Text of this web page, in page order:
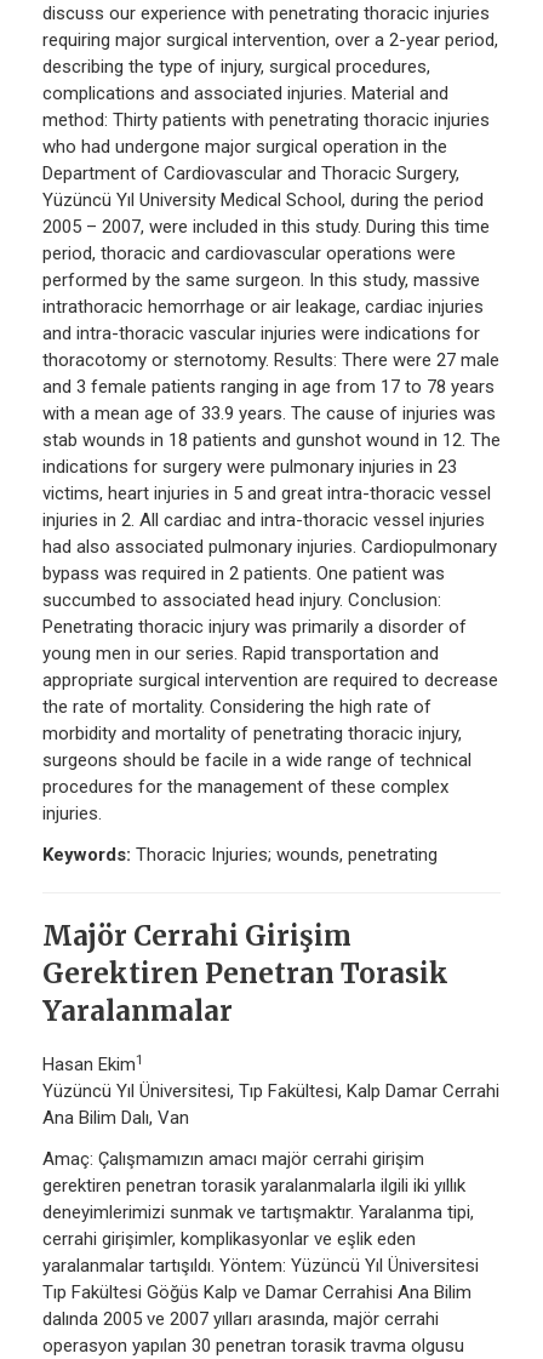
discuss our experience with penetrating thoracic injuries
requiring major surgical intervention, over a 2-year period,
describing the type of injury, surgical procedures,
complications and associated injuries. Material and
method: Thirty patients with penetrating thoracic injuries
who had undergone major surgical operation in the
Department of Cardiovascular and Thoracic Surgery,
Yüzüncü Yıl University Medical School, during the period
2005 – 2007, were included in this study. During this time
period, thoracic and cardiovascular operations were
performed by the same surgeon. In this study, massive
intrathoracic hemorrhage or air leakage, cardiac injuries
and intra-thoracic vascular injuries were indications for
thoracotomy or sternotomy. Results: There were 27 male
and 3 female patients ranging in age from 17 to 78 years
with a mean age of 33.9 years. The cause of injuries was
stab wounds in 18 patients and gunshot wound in 12. The
indications for surgery were pulmonary injuries in 23
victims, heart injuries in 5 and great intra-thoracic vessel
injuries in 2. All cardiac and intra-thoracic vessel injuries
had also associated pulmonary injuries. Cardiopulmonary
bypass was required in 2 patients. One patient was
succumbed to associated head injury. Conclusion:
Penetrating thoracic injury was primarily a disorder of
young men in our series. Rapid transportation and
appropriate surgical intervention are required to decrease
the rate of mortality. Considering the high rate of
morbidity and mortality of penetrating thoracic injury,
surgeons should be facile in a wide range of technical
procedures for the management of these complex
injuries.
Keywords: Thoracic Injuries; wounds, penetrating
Majör Cerrahi Girişim
Gerektiren Penetran Torasik
Yaralanmalar
Hasan Ekim1
Yüzüncü Yıl Üniversitesi, Tıp Fakültesi, Kalp Damar Cerrahi
Ana Bilim Dalı, Van
Amaç: Çalışmamızın amacı majör cerrahi girişim
gerektiren penetran torasik yaralanmalarla ilgili iki yıllık
deneyimlerimizi sunmak ve tartışmaktır. Yaralanma tipi,
cerrahi girişimler, komplikasyonlar ve eşlik eden
yaralanmalar tartışıldı. Yöntem: Yüzüncü Yıl Üniversitesi
Tıp Fakültesi Göğüs Kalp ve Damar Cerrahisi Ana Bilim
dalında 2005 ve 2007 yılları arasında, majör cerrahi
operasyon yapılan 30 penetran torasik travma olgusu